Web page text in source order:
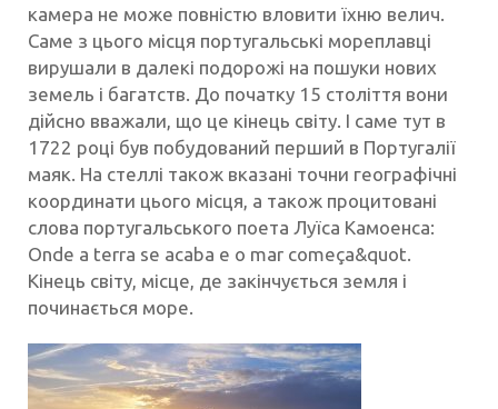
камера не може повністю вловити їхню велич.
Саме з цього місця португальські мореплавці
вирушали в далекі подорожі на пошуки нових
земель і багатств. До початку 15 століття вони
дійсно вважали, що це кінець світу. І саме тут в
1722 році був побудований перший в Португалії
маяк. На стеллі також вказані точни географічні
координати цього місця, а також процитовані
слова португальського поета Луїса Камоенса:
Onde a terra se acaba e o mar começa&quot.
Кінець світу, місце, де закінчується земля і
починається море.